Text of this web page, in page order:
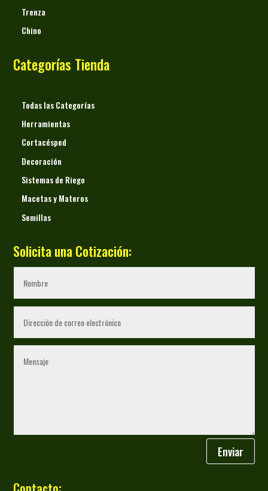
Trenza
Chino
Categorías Tienda
Todas las Categorías
Herramientas
Cortacésped
Decoración
Sistemas de Riego
Macetas y Materos
Semillas
Solicita una Cotización:
Enviar